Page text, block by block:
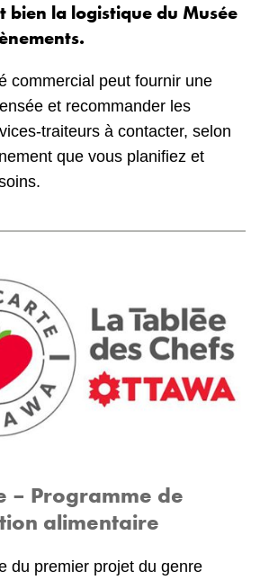
bien la logistique du Musée
commercial peut fournir une
et recommander les
traiteurs à contacter, selon
que vous planifiez et
– Programme de
alimentaire
du premier projet du genre